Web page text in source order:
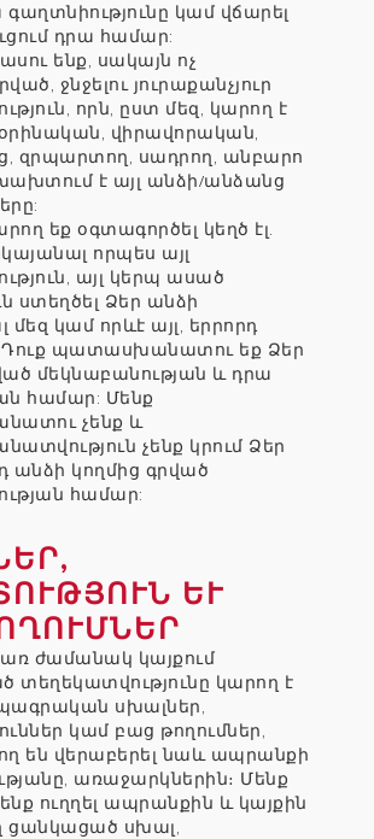
կամ վճարել
դրա համար:
ենք, սակայն ոչ
ջնջելու յուրաքանչյուր
որն, ըստ մեզ, կարող է
վիրավորական,
զրպարտող, սադրող, անբարո
խախտում է այլ անձի/անձանց
եք օգտագործել կեղծ էլ.
որպես այլ
այլ կերպ ասած
ստեղծել Ձեր անձի
մեզ կամ որևէ այլ, երրորդ
Դուք պատասխանատու եք Ձեր
մեկնաբանության և դրա
համար: Մենք
չենք և
չենք կրում Ձեր
անձի կողմից գրված
համար:
ԵՒ Բ
ժամանակ կայքում
տեղեկատվությունը կարող է
սխալներ,
կամ բաց թողումներ,
են վերաբերել նաև ապրանքի
առաջարկներին։ Մենք
ուղղել ապրանքին և կայքին
ցանկացած սխալ,